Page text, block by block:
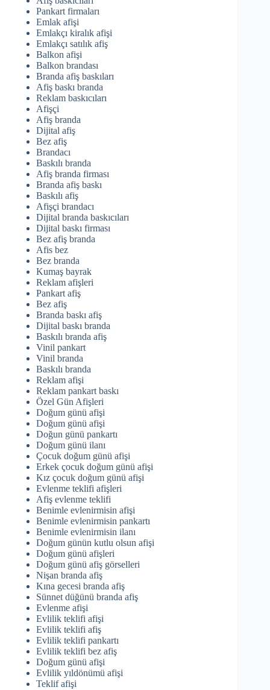
Pankart firmaları
Emlak afişi
Emlakçı kiralık afişi
Emlakçı satılık afiş
Balkon afişi
Balkon brandası
Branda afiş baskıları
Afiş baskı branda
Reklam baskıcıları
Afişçi
Afiş branda
Dijital afiş
Bez afiş
Brandacı
Baskılı branda
Afiş branda firması
Branda afiş baskı
Baskılı afiş
Afişçi brandacı
Dijital branda baskıcıları
Dijital baskı firması
Bez afiş branda
Afis bez
Bez branda
Kumaş bayrak
Reklam afişleri
Pankart afiş
Bez afiş
Branda baskı afiş
Dijital baskı branda
Baskılı branda afiş
Vinil pankart
Vinil branda
Baskılı branda
Reklam afişi
Reklam pankart baskı
Özel Gün Afişleri
Doğum günü afişi
Doğum günü afişi
Doğun günü pankartı
Doğum günü ilanı
Çocuk doğum günü afişi
Erkek çocuk doğum günü afişi
Kız çocuk doğum günü afişi
Evlenme teklifi afişleri
Afiş evlenme teklifi
Benimle evlenirmisin afişi
Benimle evlenirmisin pankartı
Benimle evlenirmisin ilanı
Doğum günün kutlu olsun afişi
Doğum günü afişleri
Doğum günü afiş görselleri
Nişan branda afiş
Kına gecesi branda afiş
Sünnet düğünü branda afiş
Evlenme afişi
Evlilik teklifi afişi
Evlilik teklifi afiş
Evlilik teklifi pankartı
Evlilik teklifi bez afiş
Doğum günü afişi
Evlilik yıldönümü afişi
Teklif afişi